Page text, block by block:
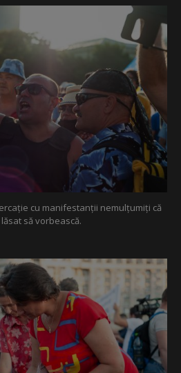
cu manifestanții nemulțumiți că
să vorbească.